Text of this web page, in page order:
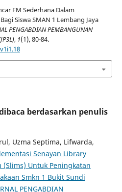
FM Sederhana Dalam
Siswa SMAN 1 Lembang Jaya
PENGABDIAN PEMBANGUNAN
, 1(1), 80-84.
berdasarkan penulis
Uzma Septima, Lifwarda,
Senayan Library
(Slims) Untuk Peningkatan
Smkn 1 Bukit Sundi
PENGABDIAN